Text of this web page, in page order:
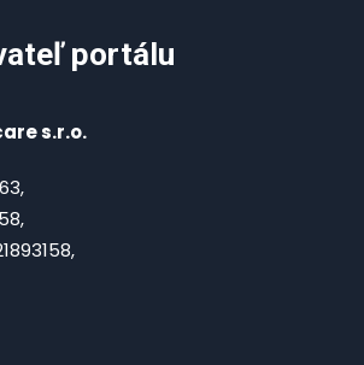
portálu
s.r.o.